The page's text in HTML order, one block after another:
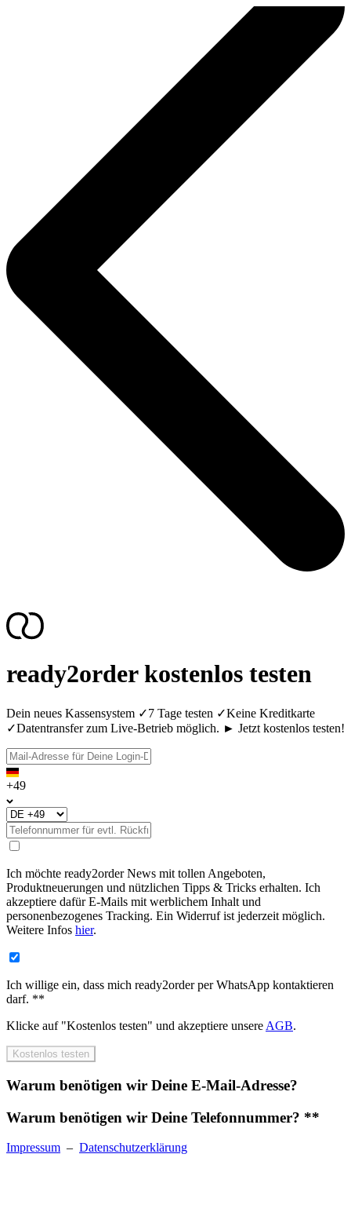
ready2order kostenlos testen
Dein neues Kassensystem ✓7 Tage testen ✓Keine Kreditkarte
✓Datentransfer zum Live-Betrieb möglich. ► Jetzt kostenlos testen!
+49
Ich möchte ready2order News mit tollen Angeboten,
Produktneuerungen und nützlichen Tipps & Tricks erhalten. Ich
akzeptiere dafür E-Mails mit werblichem Inhalt und
personenbezogenes Tracking. Ein Widerruf ist jederzeit möglich.
Weitere Infos hier.
Ich willige ein, dass mich ready2order per WhatsApp kontaktieren
darf. **
Klicke auf "Kostenlos testen" und akzeptiere unsere AGB.
Kostenlos testen
Warum benötigen wir Deine E-Mail-Adresse?
Warum benötigen wir Deine Telefonnummer? **
Impressum – Datenschutzerklärung